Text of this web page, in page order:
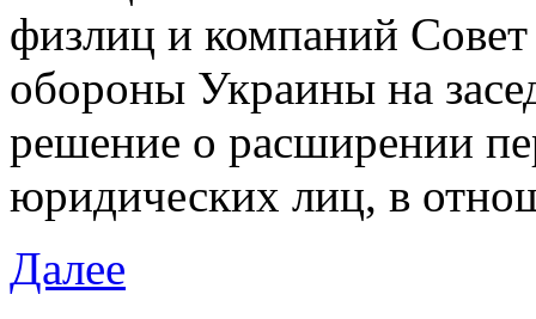
физлиц и компаний
обороны Украины на
решение о расширении
юридических лиц, в
Далее